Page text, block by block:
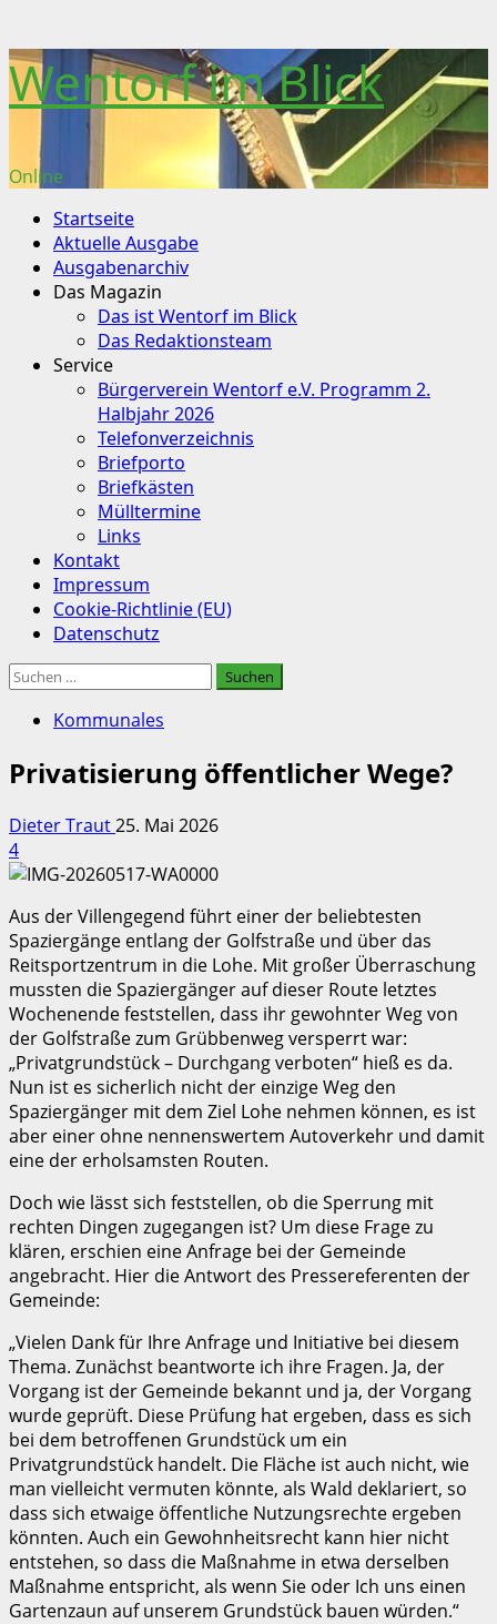
Skip
to
content
Wentorf im Blick
Online
Primary
Menu
Startseite
Aktuelle Ausgabe
Ausgabenarchiv
Das Magazin
Das ist Wentorf im Blick
Das Redaktionsteam
Service
Bürgerverein Wentorf e.V. Programm 2.
Halbjahr 2026
Telefonverzeichnis
Briefporto
Briefkästen
Mülltermine
Links
Kontakt
Impressum
Cookie-Richtlinie (EU)
Datenschutz
Suchen
Kommunales
Privatisierung öffentlicher Wege?
Dieter Traut25. Mai 2026
4
Aus der Villengegend führt einer der beliebtesten
Spaziergänge entlang der Golfstraße und über das
Reitsportzentrum in die Lohe. Mit großer Überraschung
mussten die Spaziergänger auf dieser Route letztes
Wochenende feststellen, dass ihr gewohnter Weg von
der Golfstraße zum Grübbenweg versperrt war:
„Privatgrundstück – Durchgang verboten“ hieß es da.
Nun ist es sicherlich nicht der einzige Weg den
Spaziergänger mit dem Ziel Lohe nehmen können, es ist
aber einer ohne nennenswertem Autoverkehr und damit
eine der erholsamsten Routen.
Doch wie lässt sich feststellen, ob die Sperrung mit
rechten Dingen zugegangen ist? Um diese Frage zu
klären, erschien eine Anfrage bei der Gemeinde
angebracht. Hier die Antwort des Pressereferenten der
Gemeinde:
„Vielen Dank für Ihre Anfrage und Initiative bei diesem
Thema. Zunächst beantworte ich ihre Fragen. Ja, der
Vorgang ist der Gemeinde bekannt und ja, der Vorgang
wurde geprüft. Diese Prüfung hat ergeben, dass es sich
bei dem betroffenen Grundstück um ein
Privatgrundstück handelt. Die Fläche ist auch nicht, wie
man vielleicht vermuten könnte, als Wald deklariert, so
dass sich etwaige öffentliche Nutzungsrechte ergeben
könnten. Auch ein Gewohnheitsrecht kann hier nicht
entstehen, so dass die Maßnahme in etwa derselben
Maßnahme entspricht, als wenn Sie oder Ich uns einen
Gartenzaun auf unserem Grundstück bauen würden.“